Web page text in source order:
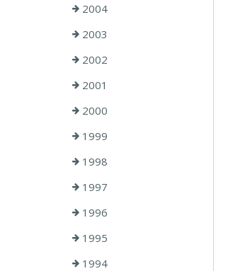
2004
2003
2002
2001
2000
1999
1998
1997
1996
1995
1994